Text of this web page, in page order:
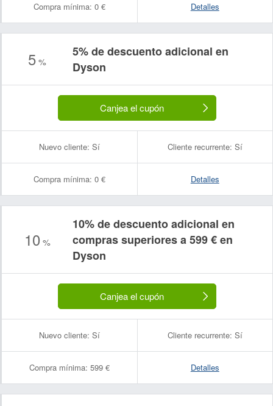
Compra mínima: 0 € Detalles
5%
5% de descuento adicional en
Dyson
Canjea el cupón
Nuevo cliente: Sí Cliente recurrente: Sí
Compra mínima: 0 € Detalles
10 %
10% de descuento adicional en
compras superiores a 599 € en
Dyson
Canjea el cupón
Nuevo cliente: Sí Cliente recurrente: Sí
Compra mínima: 599 € Detalles
Nombre:
Correo electrónico: